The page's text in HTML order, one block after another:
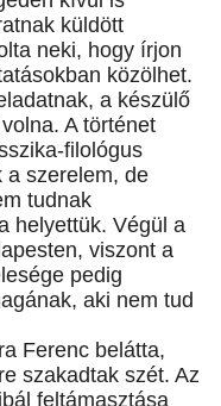
küldött
neki, hogy írjon
közölhet.
a készülő
A történet
filológus
a szerelem, de
tudnak
helyettük. Végül a
viszont a
pedig
aki nem tud
Ferenc belátta,
szakadtak szét. Az
feltámasztása